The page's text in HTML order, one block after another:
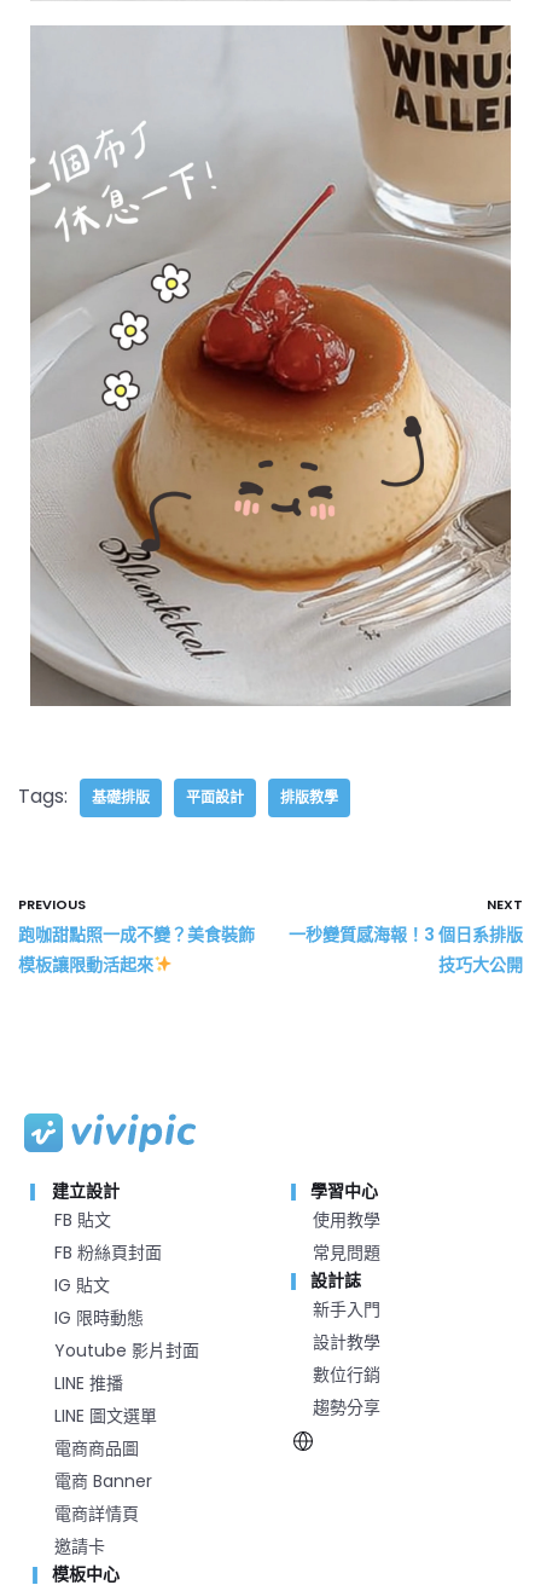
Tags: 基礎排版 平面設計 排版教學
PREVIOUS
跑咖甜點照一成不變？美食裝飾
模板讓限動活起來
NEXT
一秒變質感海報！3 個日系排版
技巧大公開
建立設計
FB 貼文
FB 粉絲頁封面
IG 貼文
IG 限時動態
Youtube 影片封面
LINE 推播
LINE 圖文選單
電商商品圖
電商 Banner
電商詳情頁
邀請卡
模板中心
學習中心
使用教學
常見問題
設計誌
新手入門
設計教學
數位行銷
趨勢分享